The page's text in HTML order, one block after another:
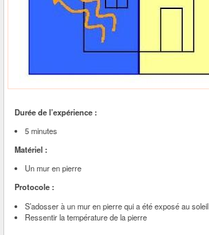
Durée de l’expérience :
5 minutes
Matériel :
Un mur en pierre
Protocole :
S’adosser à un mur en pierre qui a été exposé au soleil
Ressentir la température de la pierre